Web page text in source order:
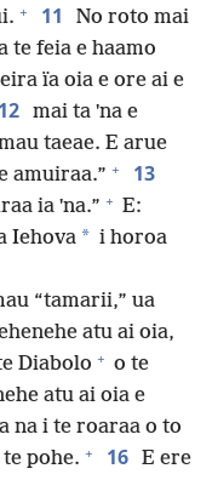
+ 11
No roto mai
te feia e haamo
ïa oia e ore ai e
12 mai ta ˈna e
taeae. E arue
amuiraa.” + 13
ia ˈna.” + E:
Iehova * i horoa
“tamarii,” ua
atu ai oia,
Diabolo + o te
atu ai oia e
na i te roaraa o to
pohe. + 16 E ere